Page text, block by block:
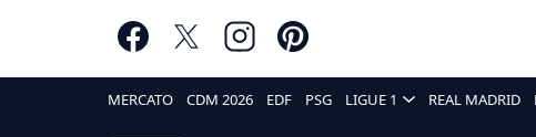
MERCATO CDM 2026 EDF PSG LIGUE 1 REAL MADRID